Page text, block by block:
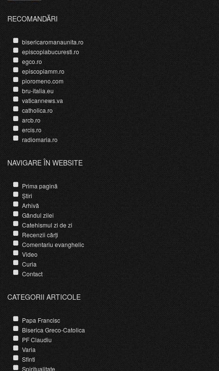
RECOMANDĂRI
bisericaromanaunita.ro
episcopiabucuresti.ro
egco.ro
episcopiamm.ro
pioromeno.com
bru-italia.eu
vaticannews.va
catholica.ro
arcb.ro
ercis.ro
radiomaria.ro
NAVIGARE ÎN WEBSITE
Prima pagină
Știri
Arhivă
Gândul zilei
Catehismul zi de zi
Recenzii cărți
Comentariu evanghelic
Video
Curia
Contact
CATEGORII ARTICOLE
Papa Francisc
Biserica Greco-Catolica
PF Claudiu
Varia
Sfinti
Spiritualitate